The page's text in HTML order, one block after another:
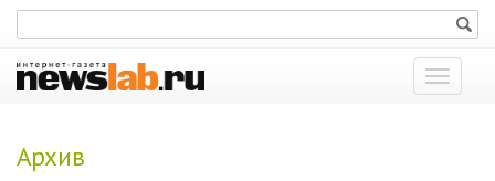
Показать
меню
Архив